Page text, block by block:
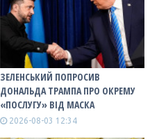
ЗЕЛЕНСЬКИЙ ПОПРОСИВ
ДОНАЛЬДА ТРАМПА ПРО ОКРЕМУ
«ПОСЛУГУ» ВІД МАСКА
2026-08-03 12:34